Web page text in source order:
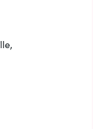
france